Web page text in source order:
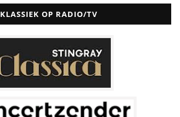
KLASSIEK OP RADIO/TV